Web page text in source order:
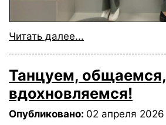
Читать далее...
Танцуем, общаемся,
вдохновляемся!
Опубликовано: 02 апреля 2026